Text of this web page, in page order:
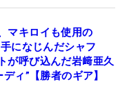
マキロイも使用の
手になじんだシャフ
が呼び込んだ岩﨑亜久
ィ”【勝者のギア】